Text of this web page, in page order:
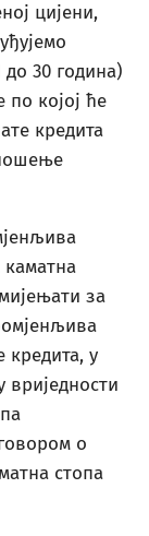
цијени,
30 година)
по којој ће
кредита
за
кредита, у
вриједности
о
стопа